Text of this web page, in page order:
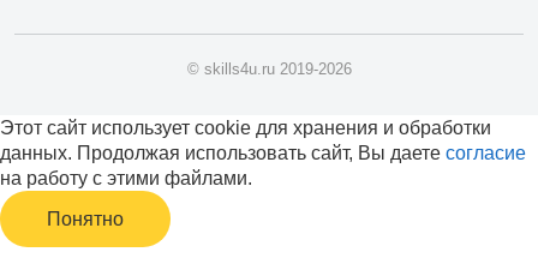
© skills4u.ru 2019-2026
Этот сайт использует cookie для хранения и обработки
данных. Продолжая использовать сайт, Вы даете согласие
на работу с этими файлами.
Понятно